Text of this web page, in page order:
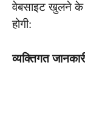
वेबसाइट खुलने के
होगी:
व्यक्तिगत